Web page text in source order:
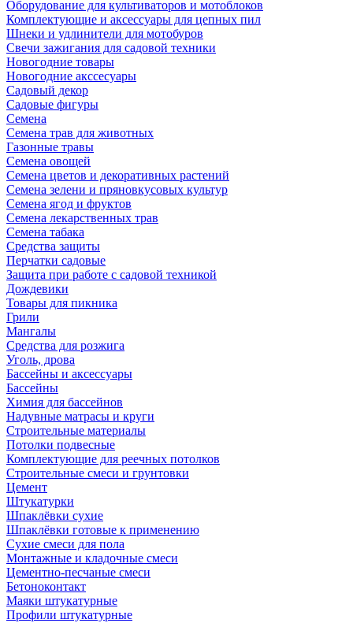
Оборудование для культиваторов и мотоблоков
Комплектующие и аксессуары для цепных пил
Шнеки и удлинители для мотобуров
Свечи зажигания для садовой техники
Новогодние товары
Новогодние акссесуары
Садовый декор
Садовые фигуры
Семена
Семена трав для животных
Газонные травы
Семена овощей
Семена цветов и декоративных растений
Семена зелени и пряновкусовых культур
Семена ягод и фруктов
Семена лекарственных трав
Семена табака
Средства защиты
Перчатки садовые
Защита при работе с садовой техникой
Дождевики
Товары для пикника
Грили
Мангалы
Средства для розжига
Уголь, дрова
Бассейны и аксессуары
Бассейны
Химия для бассейнов
Надувные матрасы и круги
Строительные материалы
Потолки подвесные
Комплектующие для реечных потолков
Строительные смеси и грунтовки
Цемент
Штукатурки
Шпаклёвки сухие
Шпаклёвки готовые к применению
Сухие смеси для пола
Монтажные и кладочные смеси
Цементно-песчаные смеси
Бетоноконтакт
Маяки штукатурные
Профили штукатурные